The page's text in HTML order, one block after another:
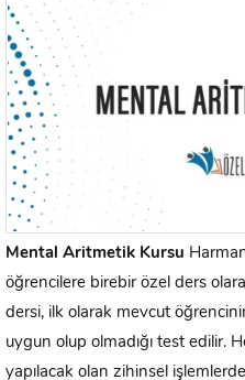
Mental Aritmetik Kursu
öğrencilere birebir özel ders
dersi, ilk olarak mevcut
uygun olup olmadığı test edilir.
yapılacak olan zihinsel